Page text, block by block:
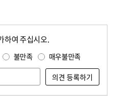
하여 주십시오.
불만족 매우불만족